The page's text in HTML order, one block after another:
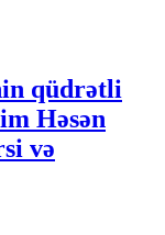
qüdrətli
Həsən
və